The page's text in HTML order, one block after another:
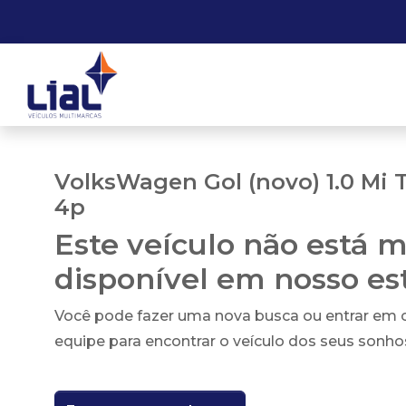
VolksWagen Gol (novo) 1.0 Mi
4p
Este veículo não está
disponível em nosso
Você pode fazer uma nova busca ou entrar
equipe para encontrar o veículo dos seus